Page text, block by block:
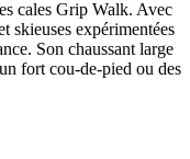
cales Grip Walk. Avec
skieuses expérimentées
Son chaussant large
fort cou-de-pied ou des